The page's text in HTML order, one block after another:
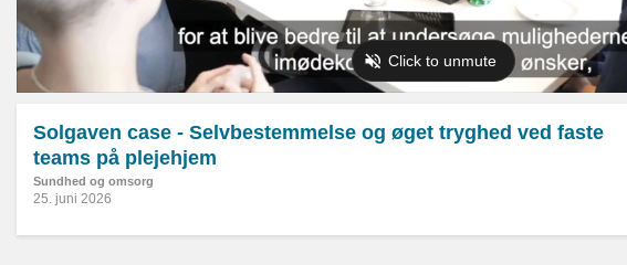
Solgaven case - Selvbestemmelse og øget tryghed ved faste
teams på plejehjem
Sundhed og omsorg
25. juni 2026